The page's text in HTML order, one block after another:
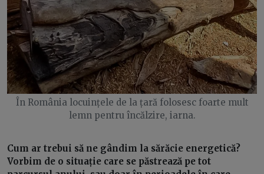
În România locuințele de la țară folosesc foarte mult
lemn pentru încălzire, iarna.
Cum ar trebui să ne gândim la sărăcie energetică?
Vorbim de o situație care se păstrează pe tot